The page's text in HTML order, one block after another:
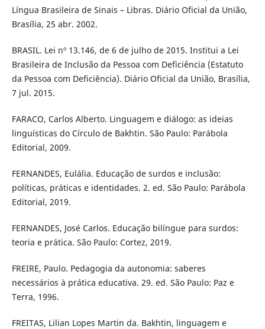
Língua Brasileira de Sinais – Libras. Diário Oficial da União,
Brasília, 25 abr. 2002.
BRASIL. Lei nº 13.146, de 6 de julho de 2015. Institui a Lei
Brasileira de Inclusão da Pessoa com Deficiência (Estatuto
da Pessoa com Deficiência). Diário Oficial da União, Brasília,
7 jul. 2015.
FARACO, Carlos Alberto. Linguagem e diálogo: as ideias
linguísticas do Círculo de Bakhtin. São Paulo: Parábola
Editorial, 2009.
FERNANDES, Eulália. Educação de surdos e inclusão:
políticas, práticas e identidades. 2. ed. São Paulo: Parábola
Editorial, 2019.
FERNANDES, José Carlos. Educação bilíngue para surdos:
teoria e prática. São Paulo: Cortez, 2019.
FREIRE, Paulo. Pedagogia da autonomia: saberes
necessários à prática educativa. 29. ed. São Paulo: Paz e
Terra, 1996.
FREITAS, Lilian Lopes Martin da. Bakhtin, linguagem e